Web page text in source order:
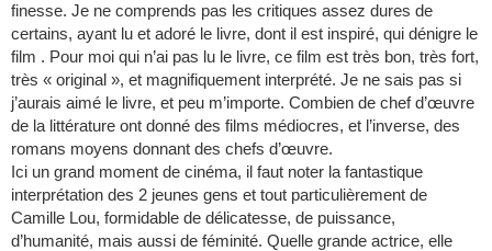
finesse. Je ne comprends pas les critiques assez dures de
certains, ayant lu et adoré le livre, dont il est inspiré, qui dénigre le
film . Pour moi qui n’ai pas lu le livre, ce film est très bon, très fort,
très « original », et magnifiquement interprété. Je ne sais pas si
j’aurais aimé le livre, et peu m’importe. Combien de chef d’œuvre
de la littérature ont donné des films médiocres, et l’inverse, des
romans moyens donnant des chefs d’œuvre.
Ici un grand moment de cinéma, il faut noter la fantastique
interprétation des 2 jeunes gens et tout particulièrement de
Camille Lou, formidable de délicatesse, de puissance,
d’humanité, mais aussi de féminité. Quelle grande actrice, elle